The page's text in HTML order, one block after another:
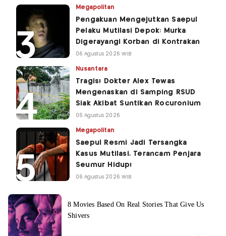
Megapolitan
Pengakuan Mengejutkan Saepul
Pelaku Mutilasi Depok: Murka
Digerayangi Korban di Kontrakan
06 Agustus 2026 WIB
Nusantara
Tragis! Dokter Alex Tewas
Mengenaskan di Samping RSUD
Siak Akibat Suntikan Rocuronium
05 Agustus 2026
Megapolitan
Saepul Resmi Jadi Tersangka
Kasus Mutilasi, Terancam Penjara
Seumur Hidup!
06 Agustus 2026 WIB